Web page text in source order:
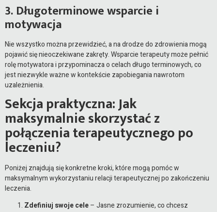
3. Długoterminowe wsparcie i
motywacja
Nie wszystko można przewidzieć, a na drodze do zdrowienia mogą
pojawić się nieoczekiwane zakręty. Wsparcie terapeuty może pełnić
rolę motywatora i przypominacza o celach długo terminowych, co
jest niezwykle ważne w kontekście zapobiegania nawrotom
uzależnienia.
Sekcja praktyczna: Jak
maksymalnie skorzystać z
połączenia terapeutycznego po
leczeniu?
Poniżej znajdują się konkretne kroki, które mogą pomóc w
maksymalnym wykorzystaniu relacji terapeutycznej po zakończeniu
leczenia.
Zdefiniuj swoje cele– Jasne zrozumienie, co chcesz